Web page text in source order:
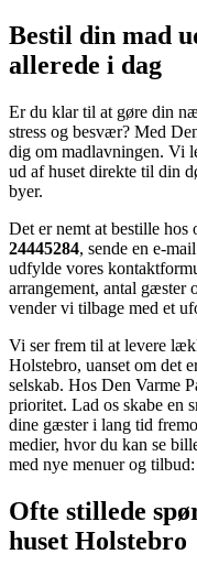
Bestil din mad
allerede i dag
Er du klar til at gøre din
stress og besvær? Med
dig om madlavningen. Vi
ud af huset direkte til din
byer.
Det er nemt at bestille hos
24445284, sende en e-
udfylde vores
arrangement, antal gæster
vender vi tilbage med et
Vi ser frem til at levere
Holstebro, uanset om det
selskab. Hos Den Varme
prioritet. Lad os skabe en
dine gæster i lang tid
medier, hvor du kan se
med nye menuer og tilbud:
Ofte stillede
huset Holstebro